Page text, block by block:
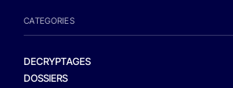
CATEGORIES
DECRYPTAGES
DOSSIERS